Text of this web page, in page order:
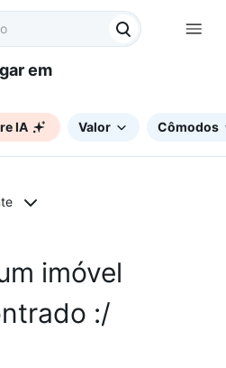
IA Valor Cômodos
imóvel
:/